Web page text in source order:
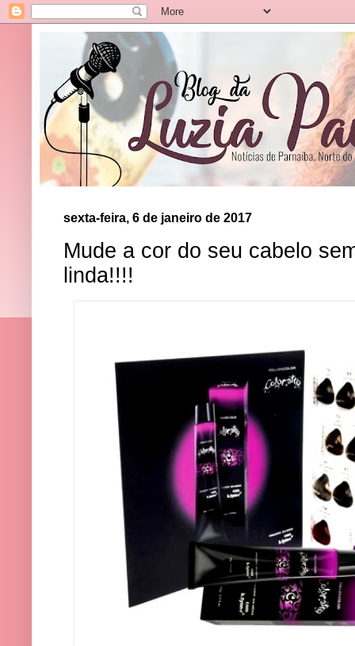
sexta-feira, 6 de janeiro de 2017
Mude a cor do seu cabelo
linda!!!!